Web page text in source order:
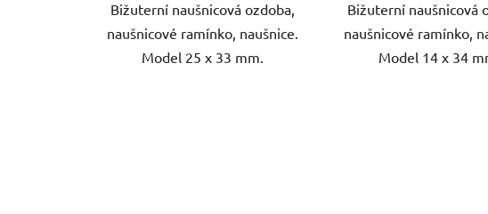
Bižuterní naušnicová ozdoba,
naušnicové ramínko, naušnice.
Model 25 x 33 mm.
Bižuterní naušnicová
naušnicové ramínko,
Model 14 x 34